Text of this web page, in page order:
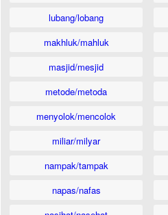
lubang/lobang
makhluk/mahluk
masjid/mesjid
metode/metoda
menyolok/mencolok
miliar/milyar
nampak/tampak
napas/nafas